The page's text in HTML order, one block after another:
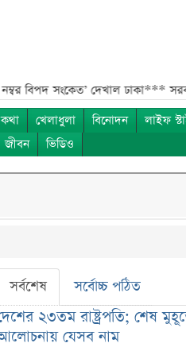
সংকেত’ দেখাল ঢাকা*** সরকারি
খেলাধুলা বিনোদন
লাইফ
জীবন ভিডিও
সর্বশেষ সর্বোচ্চ পঠিত
২৩তম রাষ্ট্রপতি; শেষ
যেসব নাম